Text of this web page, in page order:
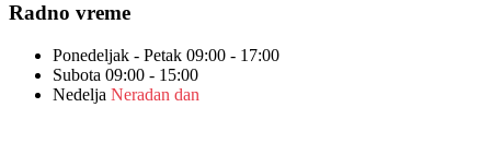
Radno vreme
Ponedeljak - Petak 09:00 - 17:00
Subota 09:00 - 15:00
Nedelja Neradan dan